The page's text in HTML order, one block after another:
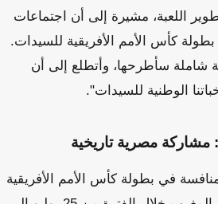
اللعبة، مشيرة إلى أن اجتماعات
كأس الأمم الأفريقية للسيدات.
سأطرحها، وأتطلع إلى أن
الوطنية للسيدات".
مشاركة مصرية تاريخية
في بطولة كأس الأمم الأفريقية